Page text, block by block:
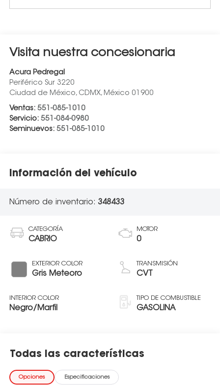
Visita nuestra concesionaria
Acura Pedregal
Periférico Sur 3220
Ciudad de México, CDMX, México 01900
Ventas: 551-085-1010
Servicio: 551-084-0980
Seminuevos: 551-085-1010
Información del vehículo
Número de inventario: 348433
CATEGORÍA
CABRIO
EXTERIOR COLOR
Gris Meteoro
INTERIOR COLOR
Negro/Marfil
MOTOR
0
TRANSMISIÓN
CVT
TIPO DE COMBUSTIBLE
GASOLINA
Todas las características
Opciones Especificaciones